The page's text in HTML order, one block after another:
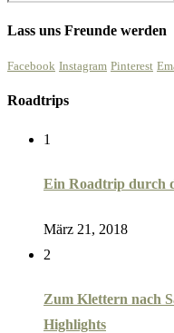
Lass uns Freunde werden
Facebook Instagram Pinterest
Roadtrips
1
Ein Roadtrip durch
März 21, 2018
2
Zum Klettern nach
Highlights